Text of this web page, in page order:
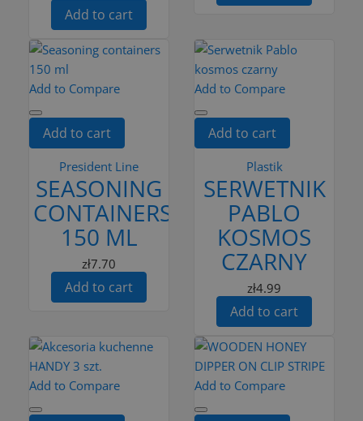
Add to cart
Add to Compare
Add to cart
President Line
SEASONING
CONTAINERS
150 ML
zł7.70
Add to cart
Add to Compare
Add to cart
Plastik
SERWETNIK
PABLO
KOSMOS
CZARNY
zł4.99
Add to cart
Add to Compare Add to Compare